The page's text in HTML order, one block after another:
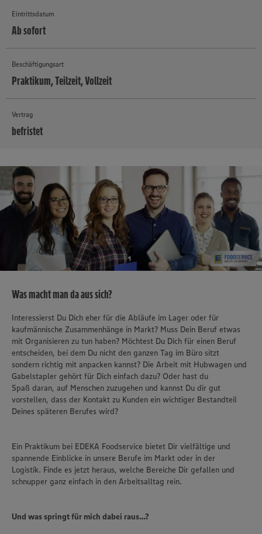
Eintrittsdatum
Ab sofort
Beschäftigungsart
Praktikum, Teilzeit, Vollzeit
Vertrag
befristet
Was macht man da aus sich?
Interessierst Du Dich eher für die Abläufe im Lager oder für
kaufmännische Zusammenhänge in Markt? Muss Dein Beruf etwas
mit Organisieren zu tun haben? Möchtest Du Dich für einen Beruf
entscheiden, bei dem Du nicht den ganzen Tag im Büro sitzt
sondern richtig mit anpacken kannst? Die Arbeit mit Hubwagen und
Gabelstapler gehört für Dich einfach dazu? Oder hast du
Spaß daran, auf Menschen zuzugehen und kannst Du dir gut
vorstellen, dass der Kontakt zu Kunden ein wichtiger Bestandteil
Deines späteren Berufes wird?
Ein Praktikum bei EDEKA Foodservice bietet Dir vielfältige und
spannende Einblicke in unsere Berufe im Markt oder in der
Logistik. Finde es jetzt heraus, welche Bereiche Dir gefallen und
schnupper ganz einfach in den Arbeitsalltag rein.
Und was springt für mich dabei raus…?